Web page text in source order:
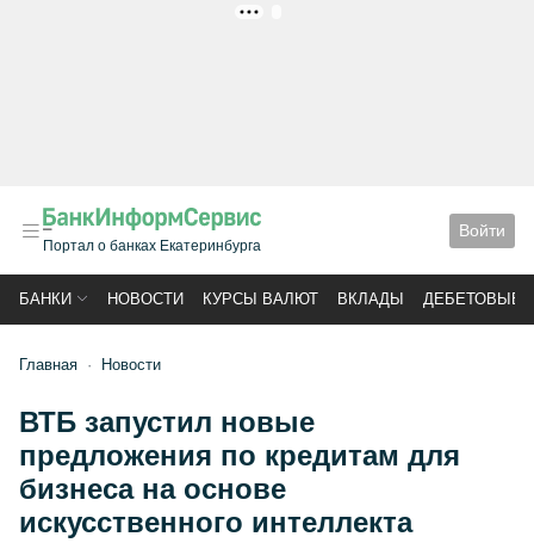
Портал о банках Екатеринбурга
Войти
БАНКИ НОВОСТИ КУРСЫ ВАЛЮТ ВКЛАДЫ ДЕБЕТОВЫЕ
Главная Новости
ВТБ запустил новые
предложения по кредитам для
бизнеса на основе
искусственного интеллекта